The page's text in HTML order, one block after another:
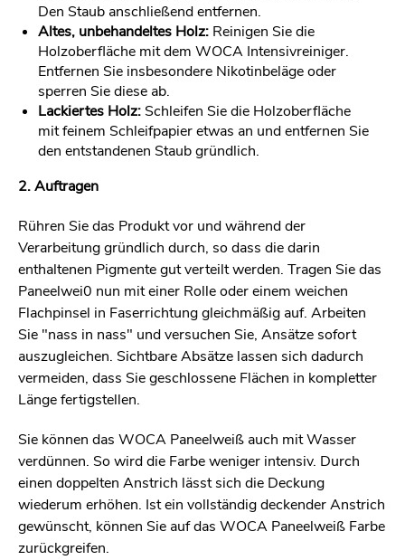
Den Staub anschließend entfernen.
Altes, unbehandeltes Holz: Reinigen Sie die
Holzoberfläche mit dem WOCA Intensivreiniger.
Entfernen Sie insbesondere Nikotinbeläge oder
sperren Sie diese ab.
Lackiertes Holz: Schleifen Sie die Holzoberfläche
mit feinem Schleifpapier etwas an und entfernen Sie
den entstandenen Staub gründlich.
2. Auftragen
Rühren Sie das Produkt vor und während der
Verarbeitung gründlich durch, so dass die darin
enthaltenen Pigmente gut verteilt werden. Tragen Sie das
Paneelwei0 nun mit einer Rolle oder einem weichen
Flachpinsel in Faserrichtung gleichmäßig auf. Arbeiten
Sie "nass in nass" und versuchen Sie, Ansätze sofort
auszugleichen. Sichtbare Absätze lassen sich dadurch
vermeiden, dass Sie geschlossene Flächen in kompletter
Länge fertigstellen.
Sie können das WOCA Paneelweiß auch mit Wasser
verdünnen. So wird die Farbe weniger intensiv. Durch
einen doppelten Anstrich lässt sich die Deckung
wiederum erhöhen. Ist ein vollständig deckender Anstrich
gewünscht, können Sie auf das WOCA Paneelweiß Farbe
zurückgreifen.